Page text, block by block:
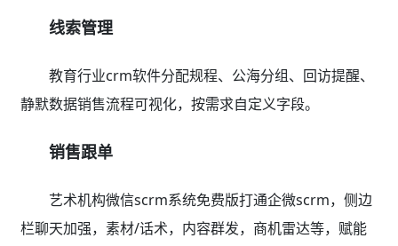
线索管理
教育行业crm软件分配规程、公海分组、回访提醒、
静默数据销售流程可视化，按需求自定义字段。
销售跟单
艺术机构微信scrm系统免费版打通企微scrm，侧边
栏聊天加强，素材/话术，内容群发，商机雷达等，赋能